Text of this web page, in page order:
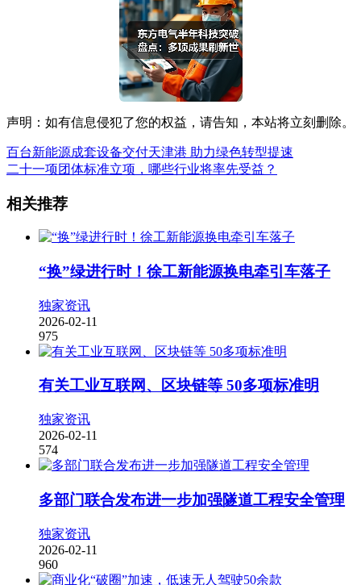
声明：如有信息侵犯了您的权益，请告知，本站将立刻删除。
百台新能源成套设备交付天津港 助力绿色转型提速
二十一项团体标准立项，哪些行业将率先受益？
相关推荐
“换”绿进行时！徐工新能源换电牵引车落子
独家资讯
2026-02-11
975
有关工业互联网、区块链等 50多项标准明
独家资讯
2026-02-11
574
多部门联合发布进一步加强隧道工程安全管理
独家资讯
2026-02-11
960